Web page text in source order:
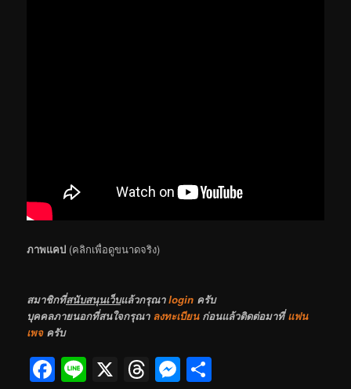
ภาพแคป (คลิกเพื่อดูขนาดจริง)
สมาชิกที่สนับสนุนเว็บแล้วกรุณาlogin ครับ
บุคคลภายนอกที่สนใจกรุณา ลงทะเบียนก่อนแล้วติดต่อมาที่แฟน
เพจครับ
Facebook
Line
X Threads
Messenger